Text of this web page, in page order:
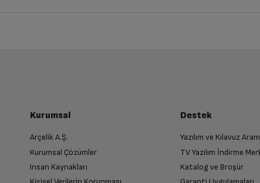
Ürünü Yetkili Servise Teslim Edin
Ürünü eksiksiz ve hasarsız olarak faturası ile birlikte yetkili servise teslim edin.
Kurumsal
Arçelik A.Ş.
Kurumsal Çözümler
Insan Kaynakları
Destek
Yazılım ve Kılavuz
TV Yazılım İndirme
Katalog ve Broşür